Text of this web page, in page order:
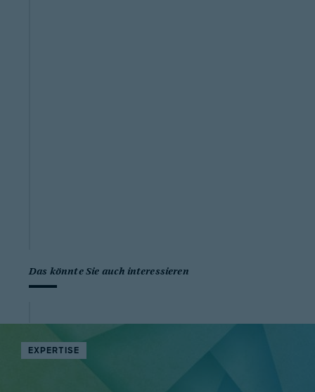
Das könnte Sie auch interessieren
EXPERTISE